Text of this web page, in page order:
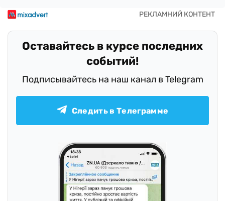
Оставайтесь в курсе последних
событий!
Подписывайтесь на наш канал в Telegram
Следить в Телеграмме